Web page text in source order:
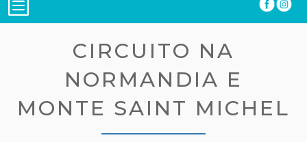
CIRCUITO NA
NORMANDIA E
MONTE SAINT MICHEL